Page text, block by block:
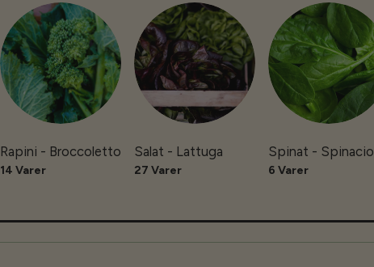
Rapini - Broccoletto
14 Varer
Salat - Lattuga
27 Varer
Spinat - Spinacio
6 Varer